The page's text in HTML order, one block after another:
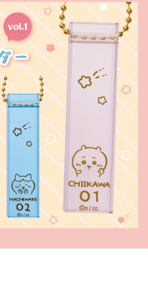
公式 X
公式 Instagram
シー